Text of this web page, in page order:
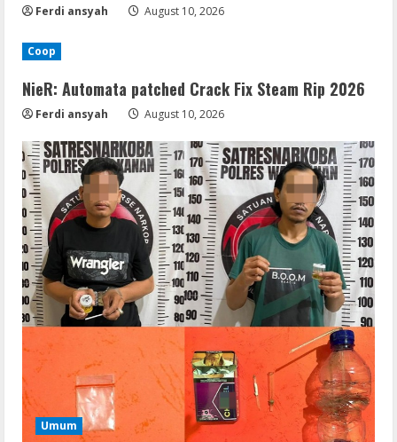
Ferdi ansyah August 10, 2026
Coop
NieR: Automata patched Crack Fix Steam Rip 2026
Ferdi ansyah August 10, 2026
Umum